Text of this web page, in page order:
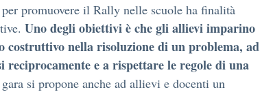
promuovere il Rally nelle scuole ha finalità
Uno degli obiettivi è che gli allievi imparino
costruttivo nella risoluzione di un problema, ad
reciprocamente e a rispettare le regole di una
si propone anche ad allievi e docenti un